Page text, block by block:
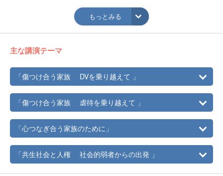
大阪市立大学創造都市研究科修士課程入学
大阪市立大学創造都市研究科修士課程修了（修士号取得）
2005年
同校同科後期博士課程入学
2008年
母子生活支援施設「東さくら園」において、就労支援プロ
グラム（SST）実施
もっとみる
主な講演テーマ
「傷つけ合う家族 DVを乗り越えて 」
「傷つけ合う家族 虐待を乗り越えて 」
「心つなぎ合う家族のために」
「共生社会と人権 社会的弱者からの出発 」